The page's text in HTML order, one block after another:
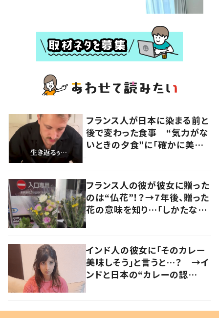
フランス人が日本に染まる前と
後で変わった食事 “気力がな
いときの夕食”に「確かに美味
フランス人の彼が彼女に贈った
のは“仏花”！？→7年後、贈った
花の意味を知り…「しかたな
インド人の彼女に「そのカレー
美味しそう」と言うと…？ →イ
ンドと日本の“カレーの認